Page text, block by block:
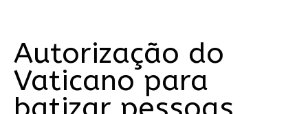
Autorização do
Vaticano para